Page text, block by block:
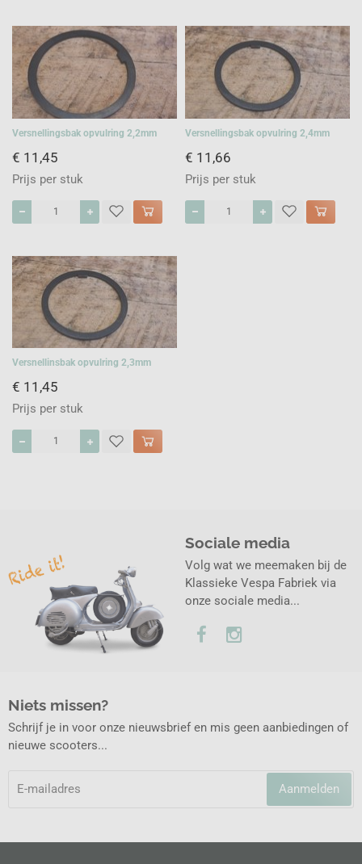
Versnellingsbak opvulring 2,2mm
€ 11,45
Prijs per stuk
Versnellingsbak opvulring 2,4mm
€ 11,66
Prijs per stuk
Versnellinsbak opvulring 2,3mm
€ 11,45
Prijs per stuk
Sociale media
Volg wat we meemaken bij de
Klassieke Vespa Fabriek via
onze sociale media...
Niets missen?
Schrijf je in voor onze nieuwsbrief en mis geen aanbiedingen of
nieuwe scooters...
Aanmelden